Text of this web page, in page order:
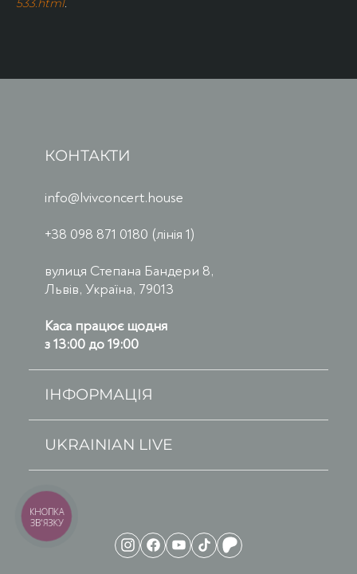
533.html.
КОНТАКТИ
info@lvivconcert.house
+38 098 871 0180 (лінія 1)
вулиця Степана Бандери 8,
Львів, Україна, 79013
Каса працює щодня
з 13:00 до 19:00
ІНФОРМАЦІЯ
UKRAINIAN LIVE
КНОПКА
ЗВ'ЯЗКУ